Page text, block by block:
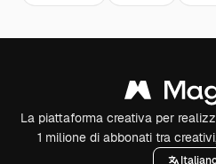
La piattaforma creativa per
1 milione di abbonati tra